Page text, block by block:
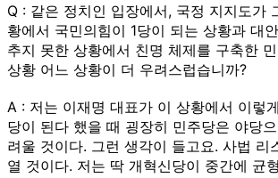
Q : 같은 정치인 입장에서, 국정 지지도가
황에서 국민의힘이 1당이 되는 상황과 대
추지 못한 상황에서 친명 체제를 구축한
상황 어느 상황이 더 우려스럽습니까?
A : 저는 이재명 대표가 이 상황에서 이렇
당이 된다 했을 때 굉장히 민주당은 야당
려울 것이다. 그런 생각이 들고요. 사법 리
열 것이다. 저는 딱 개혁신당이 중간에 균